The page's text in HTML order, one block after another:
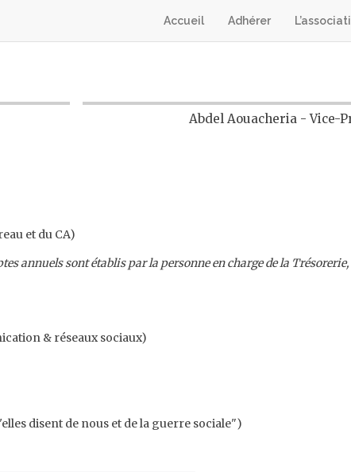
Accueil Adhérer
Abdel Aouacheria - Vice-
et du CA)
annuels sont établis par la personne en charge de la
& réseaux sociaux)
disent de nous et de la guerre sociale")